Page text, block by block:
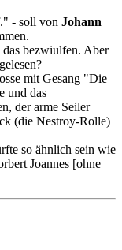
- soll von Johann
bezwiulfen. Aber
mit Gesang "Die
und das
der arme Seiler
(die Nestroy-Rolle)
so ähnlich sein wie
Joannes [ohne